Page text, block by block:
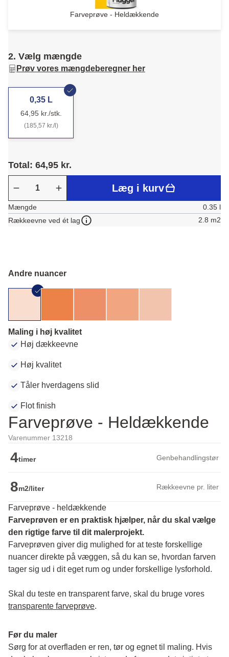
Farveprøve - Heldækkende
2. Vælg mængde
Prøv vores mængdeberegner her
0,35 L
64,95 kr./stk.
(185,57 kr./l)
Total: 64,95 kr.
Læg i kurv
Mængde
0.35 l
Rækkeevne ved ét lag
2.8 m2
Andre nuancer
Maling i høj kvalitet
Høj dækkeevne
Høj kvalitet
Tåler hverdagens slid
Flot finish
Farveprøve - Heldækkende
Varenummer 13218
4timer Genbehandlingstør
8m2/liter Rækkeevne pr. liter
Farveprøve - heldækkende
Farveprøven er en praktisk hjælper, når du skal vælge
den rigtige farve til dit malerprojekt.
Farveprøven giver dig mulighed for at teste forskellige
nuancer direkte på væggen, så du kan se, hvordan farven
tager sig ud i dit eget rum og under forskellige lysforhold.
transparente farveprøve.
Før du maler
Sørg for at overfladen er ren, tør og egnet til maling. Hvis